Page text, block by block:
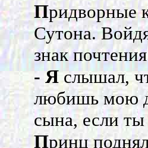
Придворные
Сутона.
знак
- Яслышал,
любишь мою
сына, если
Принц